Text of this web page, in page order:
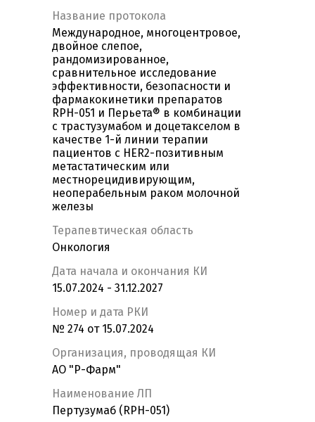
Название протокола
Международное, многоцентровое,
двойное слепое,
рандомизированное,
сравнительное исследование
эффективности, безопасности и
фармакокинетики препаратов
RPH-051 и Перьета® в комбинации
с трастузумабом и доцетакселом в
качестве 1-й линии терапии
пациентов с HER2-позитивным
метастатическим или
местнорецидивирующим,
неоперабельным раком молочной
железы
Терапевтическая область
Онкология
Дата начала и окончания КИ
15.07.2024 - 31.12.2027
Номер и дата РКИ
№ 274 от 15.07.2024
Организация, проводящая КИ
АО "Р-Фарм"
Наименование ЛП
Пертузумаб (RPH-051)